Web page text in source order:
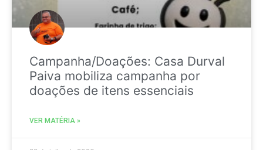
Campanha/Doações: Casa Durval
Paiva mobiliza campanha por
doações de itens essenciais
VER MATÉRIA »